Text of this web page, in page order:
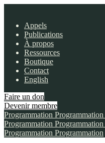
Appels
Publications
À propos
Ressources
Boutique
Contact
English
Faire un don
Devenir membre
Programmation Programmation
Programmation Programmation
Programmation Programmation